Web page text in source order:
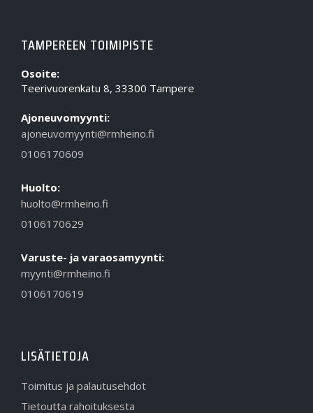
TAMPEREEN TOIMIPISTE
Osoite:
Teerivuorenkatu 8, 33300 Tampere
Ajoneuvomyynti:
ajoneuvomyynti@rmheino.fi
0106170609
Huolto:
huolto@rmheino.fi
0106170629
Varuste- ja varaosamyynti:
myynti@rmheino.fi
0106170619
LISÄTIETOJA
Toimitus ja palautusehdot
Tietoutta rahoituksesta